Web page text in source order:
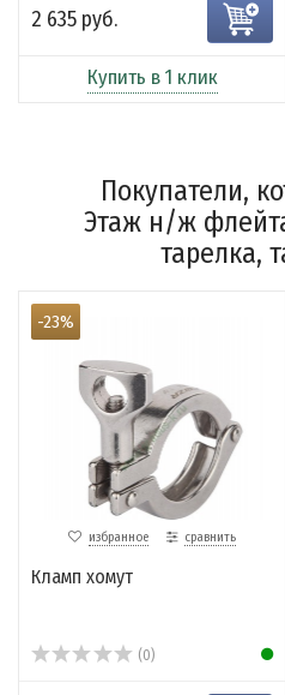
2 635 руб.
Купить в 1 клик
Покупатели,
Этаж н/ж
тарелка,
-23%
избранное сравнить
Кламп хомут
(0)